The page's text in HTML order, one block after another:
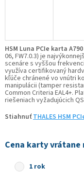
Cena karty vrátane
1 rok
HSM Luna PCIe karta A790
06, FW7.0.3) je
scenáre s vyššou
využíva certifikovaný
kľúče chránené vo vnútri
manipulácii (tamper
Common Criteria EAL4+.
riešeniach vyžadujúcich
StiahnuťTHALES HSM